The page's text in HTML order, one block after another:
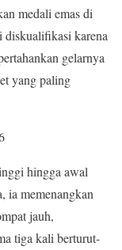
medali emas di
diskualifikasi karena
gelarnya
yang paling
hingga awal
ia memenangkan
jauh,
tiga kali berturut-